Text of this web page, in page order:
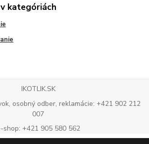
kategóriách
IKOTLIK.SK
osobný odber, reklamácie: +421 902 212
007
shop: +421 905 580 562